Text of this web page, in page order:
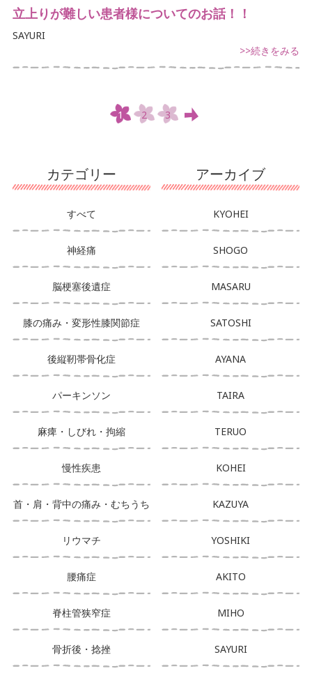
カテゴリー
すべて
神経痛
脳梗塞後遺症
膝の痛み・変形性膝関節症
後縦靭帯骨化症
パーキンソン
麻痺・しびれ・拘縮
慢性疾患
首・肩・背中の痛み・むちうち
リウマチ
腰痛症
脊柱管狭窄症
骨折後・捻挫
アーカイブ
KYOHEI
SHOGO
MASARU
SATOSHI
AYANA
TAIRA
TERUO
KOHEI
KAZUYA
YOSHIKI
AKITO
MIHO
SAYURI
立上りが難しい患者様についてのお話！！
SAYURI
>>続きをみる
1 2 3